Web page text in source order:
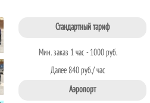
Стандартный тариф
Мин. заказ 1 час - 1000 руб.
Далее 840 руб./ час
Аэропорт